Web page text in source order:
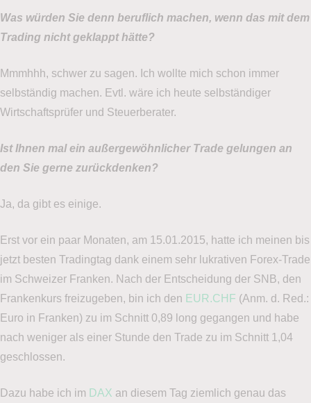
Was würden Sie denn beruflich machen, wenn das mit dem
Trading nicht geklappt hätte?
Mmmhhh, schwer zu sagen. Ich wollte mich schon immer
selbständig machen. Evtl. wäre ich heute selbständiger
Wirtschaftsprüfer und Steuerberater.
Ist Ihnen mal ein außergewöhnlicher Trade gelungen an
den Sie gerne zurückdenken?
Ja, da gibt es einige.
Erst vor ein paar Monaten, am 15.01.2015, hatte ich meinen bis
jetzt besten Tradingtag dank einem sehr lukrativen Forex-Trade
im Schweizer Franken. Nach der Entscheidung der SNB, den
Frankenkurs freizugeben, bin ich den EUR.CHF (Anm. d. Red.:
Euro in Franken) zu im Schnitt 0,89 long gegangen und habe
nach weniger als einer Stunde den Trade zu im Schnitt 1,04
geschlossen.
Dazu habe ich im DAX an diesem Tag ziemlich genau das